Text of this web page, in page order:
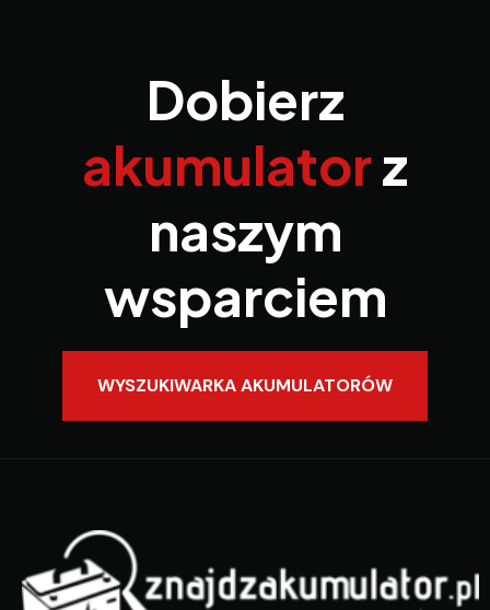
Dobierz
akumulatorz
naszym
wsparciem
WYSZUKIWARKA AKUMULATORÓW